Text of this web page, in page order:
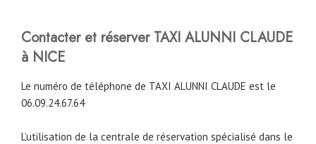
Contacter et réserver TAXI ALUNNI CLAUDE
à NICE
Le numéro de téléphone de TAXI ALUNNI CLAUDE est le
06.09.24.67.64
L’utilisation de la centrale de réservation spécialisé dans le